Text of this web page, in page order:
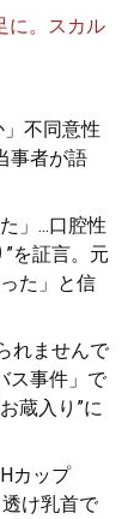
に。スカル
不同意性
事者が語
」...口腔性
を証言。元
た」と信
れませんで
ス事件」で
蔵入り”に
カップ
け乳首で